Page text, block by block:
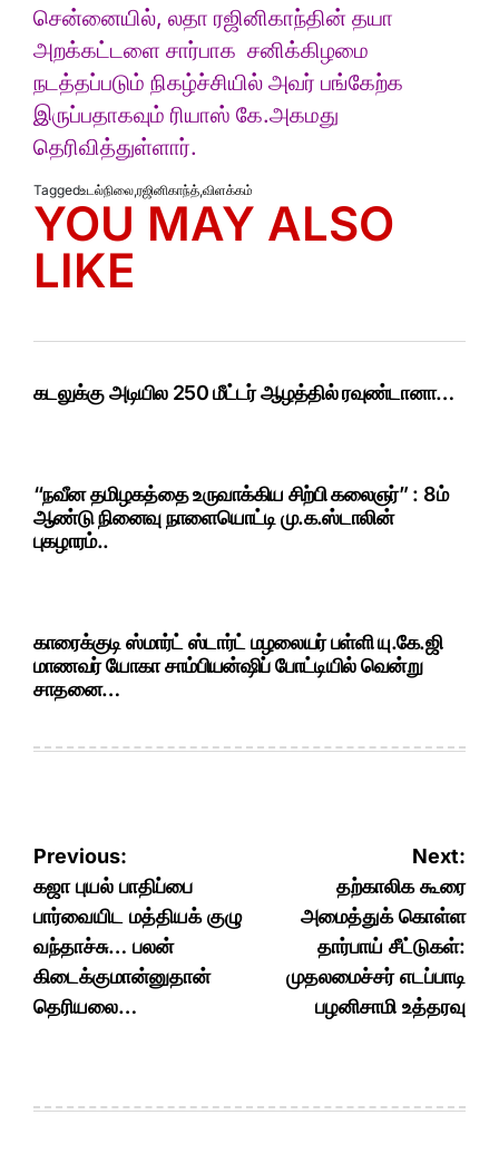
சென்னையில், லதா ரஜினிகாந்தின் தயா
அறக்கட்டளை சார்பாக சனிக்கிழமை
நடத்தப்படும் நிகழ்ச்சியில் அவர் பங்கேற்க
இருப்பதாகவும் ரியாஸ் கே.அகமது
தெரிவித்துள்ளார்.
Taggedஉடல்நிலை,ரஜினிகாந்த்,விளக்கம்
YOU MAY ALSO
LIKE
கடலுக்கு அடியில 250 மீட்டர் ஆழத்தில் ரவுண்டானா…
“நவீன தமிழகத்தை உருவாக்கிய சிற்பி கலைஞர்” : 8ம்
ஆண்டு நினைவு நாளையொட்டி மு.க.ஸ்டாலின்
புகழாரம்..
காரைக்குடி ஸ்மார்ட் ஸ்டார்ட் மழலையர் பள்ளி யு.கே.ஜி
மாணவர் யோகா சாம்பியன்ஷிப் போட்டியில் வென்று
சாதனை…
Post
navigation
Previous:
கஜா புயல் பாதிப்பை
பார்வையிட மத்தியக் குழு
வந்தாச்சு… பலன்
கிடைக்குமான்னுதான்
தெரியலை…
Next:
தற்காலிக கூரை
அமைத்துக் கொள்ள
தார்பாய் சீட்டுகள்:
முதலமைச்சர் எடப்பாடி
பழனிசாமி உத்தரவு